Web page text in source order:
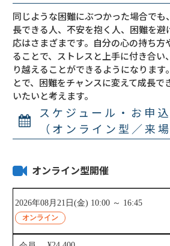
同じような困難にぶつかった場合でも
長できる人、不安を抱く人、困難を避
応はさまざまです。自分の心の持ち方
ることで、ストレスと上手に付き合い
り越えることができるようになります
とで、困難をチャンスに変えて成長で
いたいと考えます。
スケジュール・お申
（オンライン型／来
オンライン型開催